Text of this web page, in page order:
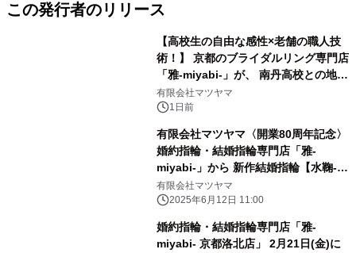
この発行者のリリース
【高校生の自由な感性×老舗の職人技
術！】 京都のブライダルリング専門店
「雅-miyabi-」が、 南丹高校との地域
共創から生まれた 特別な結婚指輪・婚
約指輪「幾重 -ikue-」「宮美 -
miyabi-」を 令和8年8月8日に新発
売！
有限会社マツヤマ
1日前
有限会社マツヤマ〈開業80周年記念〉
婚約指輪・結婚指輪専門店「雅-
miyabi-」から 新作結婚指輪【水鞠-み
ずまり-】を発表！
有限会社マツヤマ
2025年6月12日 11:00
婚約指輪・結婚指輪専門店「雅-
miyabi- 京都洛北店」 2月21日(金)に